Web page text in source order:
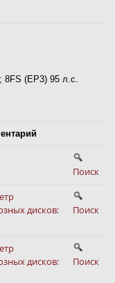
8FS (EP3) 95 л.с.
Поиск
дисков:
Поиск
дисков:
Поиск